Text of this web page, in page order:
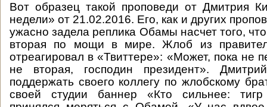
Вот образец такой проповеди от Дмитрия
недели» от 21.02.2016. Его, как и других
ужасно задела реплика Обамы насчет того,
вторая по мощи в мире. Жлоб из
отреагировал в «Твиттере»: «Может, пока не
не вторая, господин президент».
поддержать своего коллегу по жлобскому
своей студии баннер «Кто сильнее: